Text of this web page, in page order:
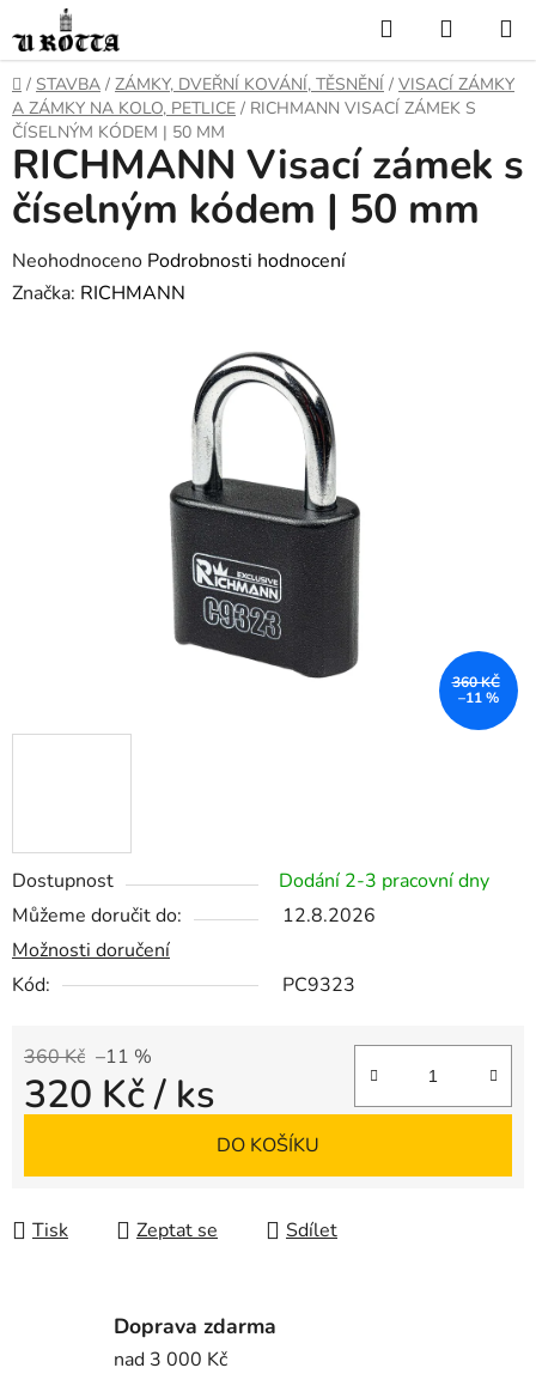
na
obsah
Hledat
KOŠÍK
DOMŮ
/ STAVBA / ZÁMKY, DVEŘNÍ KOVÁNÍ, TĚSNĚNÍ / VISACÍ ZÁMKY
A ZÁMKY NA KOLO, PETLICE / RICHMANN VISACÍ ZÁMEK S
ČÍSELNÝM KÓDEM | 50 MM
Dostupnost
Dodání 2-3 pracovní dny
Můžeme doručit do:
12.8.2026
Možnosti doručení
Kód:
PC9323
360 Kč –11 %
320 Kč/ ks
DO KOŠÍKU
Tisk Zeptat se Sdílet
RICHMANN Visací zámek s
číselným kódem | 50 mm
Průměrné
hodnocení
Neohodnoceno Podrobnosti hodnocení
Značka: RICHMANN
360 KČ
–11 %
Doprava zdarma
nad 3 000 Kč